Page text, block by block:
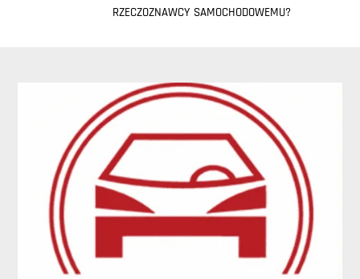
RZECZOZNAWCY SAMOCHODOWEMU?